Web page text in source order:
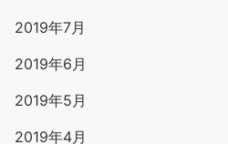
2019年7月
2019年6月
2019年5月
2019年4月